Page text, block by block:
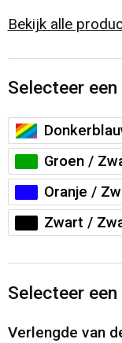
Bekijk alle
Selecteer
Groen /
Oranje /
Zwart /
Selecteer
Verlengde van